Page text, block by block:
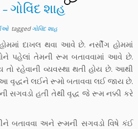
શાહ
taggedગોવિંદ શાહ
દાખલ થવા આવે છે. નર્સીંગ હોમમાં
પહેલાં તેમની રૂમ બતાવવામાં આવે છે.
રહેવાની વ્યવસ્થા થતી હોય છે. આથી
આ વૃદ્ધને લઈને રૂમો બતાવવા લઈ જાય છે.
સગવડો હતી તેથી વૃદ્ધ જે રૂમ નક્કી કરે
બતાવવા અને રૂમની સગવડો વિષે કંઈ